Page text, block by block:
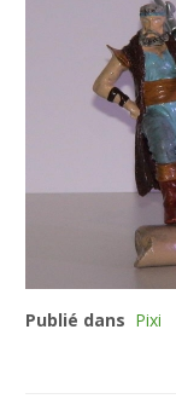
Publié dans Pixi